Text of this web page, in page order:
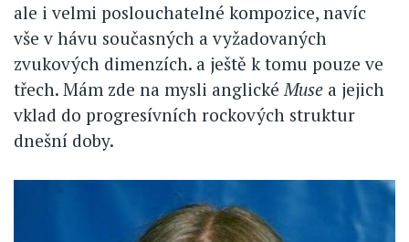
ale i velmi poslouchatelné kompozice, navíc
vše v hávu současných a vyžadovaných
zvukových dimenzích. a ještě k tomu pouze ve
třech. Mám zde na mysli anglickéMuse a jejich
vklad do progresívních rockových struktur
dnešní doby.